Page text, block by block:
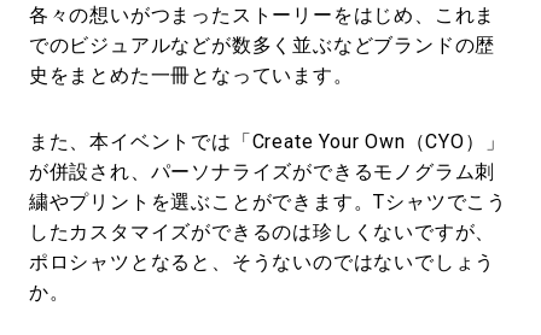
各々の想いがつまったストーリーをはじめ、これま
でのビジュアルなどが数多く並ぶなどブランドの歴
史をまとめた一冊となっています。
また、本イベントでは「Create Your Own（CYO）」
が併設され、パーソナライズができるモノグラム刺
繍やプリントを選ぶことができます。Tシャツでこう
したカスタマイズができるのは珍しくないですが、
ポロシャツとなると、そうないのではないでしょう
か。